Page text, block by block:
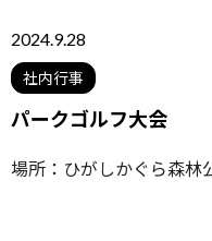
2024.9.28
社内行事
パークゴルフ大会
場所：ひがしかぐら森林